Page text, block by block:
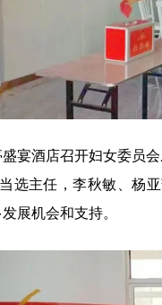
酒店召开妇女委员会
选主任，李秋敏、杨
展机会和支持。